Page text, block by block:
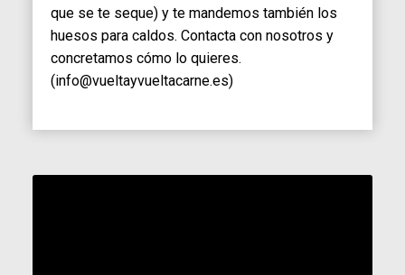
que se te seque) y te mandemos también los
huesos para caldos. Contacta con nosotros y
concretamos cómo lo quieres.
(info@vueltayvueltacarne.es)